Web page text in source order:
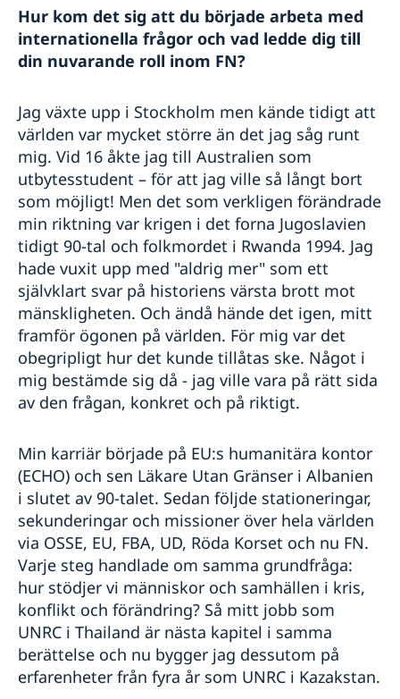
Hur kom det sig att du började arbeta med
internationella frågor och vad ledde dig till
din nuvarande roll inom FN?
Jag växte upp i Stockholm men kände tidigt att
världen var mycket större än det jag såg runt
mig. Vid 16 åkte jag till Australien som
utbytesstudent – för att jag ville så långt bort
som möjligt! Men det som verkligen förändrade
min riktning var krigen i det forna Jugoslavien
tidigt 90-tal och folkmordet i Rwanda 1994. Jag
hade vuxit upp med "aldrig mer" som ett
självklart svar på historiens värsta brott mot
mänskligheten. Och ändå hände det igen, mitt
framför ögonen på världen. För mig var det
obegripligt hur det kunde tillåtas ske. Något i
mig bestämde sig då - jag ville vara på rätt sida
av den frågan, konkret och på riktigt.
Min karriär började på EU:s humanitära kontor
(ECHO) och sen Läkare Utan Gränser i Albanien
i slutet av 90-talet. Sedan följde stationeringar,
sekunderingar och missioner över hela världen
via OSSE, EU, FBA, UD, Röda Korset och nu FN.
Varje steg handlade om samma grundfråga:
hur stödjer vi människor och samhällen i kris,
konflikt och förändring? Så mitt jobb som
UNRC i Thailand är nästa kapitel i samma
berättelse och nu bygger jag dessutom på
erfarenheter från fyra år som UNRC i Kazakstan.